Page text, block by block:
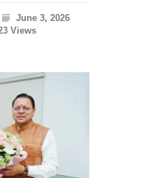
June 3, 2026
Views